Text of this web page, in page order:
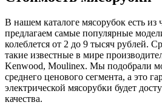
В нашем каталоге мясорубок есть
предлагаем самые популярные
колеблется от 2 до 9 тысяч рублей.
такие известные в мире
Kenwood, Moulinex. Мы подобрали
среднего ценового сегмента, а это
электрической мясорубки будет
качества.